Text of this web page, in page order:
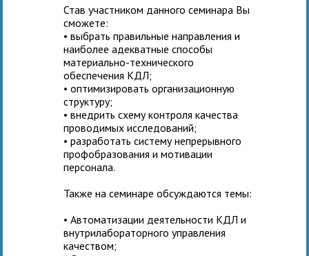
Став участником данного семинара Вы
сможете:
• выбрать правильные направления и
наиболее адекватные способы
материально-технического
обеспечения КДЛ;
• оптимизировать организационную
структуру;
• внедрить схему контроля качества
проводимых исследований;
• разработать систему непрерывного
профобразования и мотивации
персонала.
Также на семинаре обсуждаются темы:
• Автоматизации деятельности КДЛ и
внутрилабораторного управления
качеством;